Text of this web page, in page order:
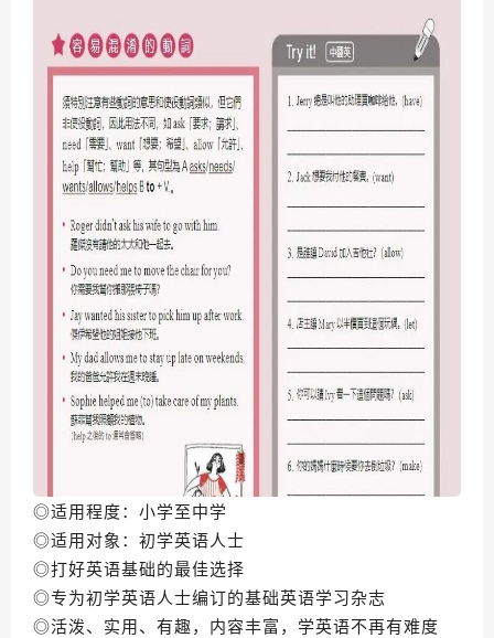
◎适用程度：小学至中学
◎适用对象：初学英语人士
◎打好英语基础的最佳选择
◎专为初学英语人士编订的基础英语学习杂志
◎活泼、实用、有趣，内容丰富，学英语不再有难度